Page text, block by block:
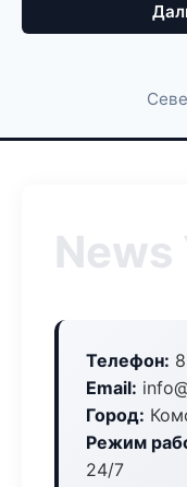
News
Телефон:
Email:
Город:
Режим
24/7